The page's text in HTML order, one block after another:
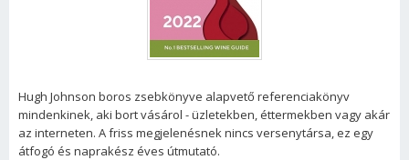
Hugh Johnson boros zsebkönyve alapvető referenciakönyv
mindenkinek, aki bort vásárol - üzletekben, éttermekben vagy akár
az interneten. A friss megjelenésnek nincs versenytársa, ez egy
átfogó és naprakész éves útmutató.